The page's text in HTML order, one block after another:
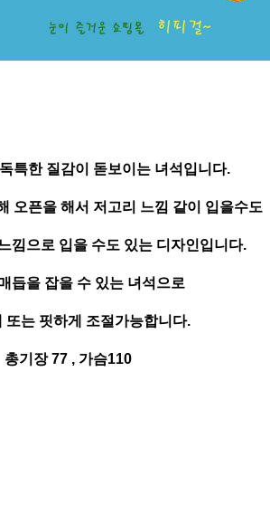
특한 질감이 돋보이는 녀석입니다.
오픈을 해서 저고리 느낌 같이 입을수도
낌으로 입을 수도 있는 디자인입니다.
듭을 잡을 수 있는 녀석으로
또는 핏하게 조절가능합니다.
총기장 77 , 가슴110